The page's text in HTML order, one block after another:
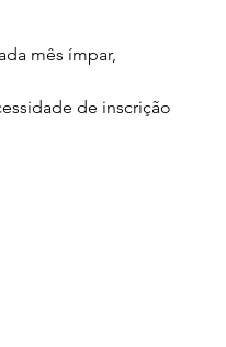
mês ímpar,
de inscrição